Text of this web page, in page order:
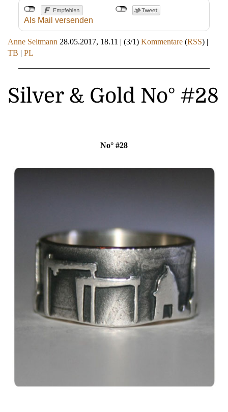
Als Mail versenden
Anne Seltmann 28.05.2017, 18.11 | (3/1) Kommentare (RSS) |
TB | PL
Silver & Gold No° #28
No° #28